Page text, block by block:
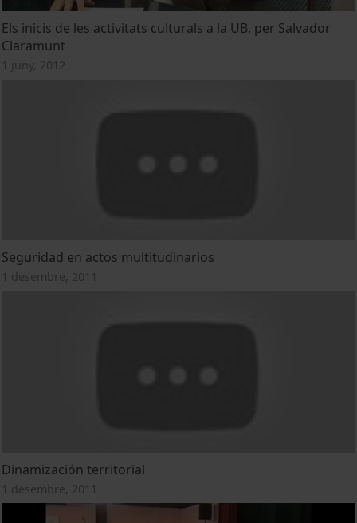
Els inicis de les activitats culturals a la UB, per Salvador
Claramunt
1 juny, 2012
Seguridad en actos multitudinarios
1 desembre, 2011
Dinamización territorial
1 desembre, 2011